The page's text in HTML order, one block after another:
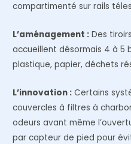
compartimenté sur rails
L’aménagement : Des
accueillent désormais 4 à 5
plastique, papier, déchets
L’innovation : Certains
couvercles à filtres à
odeurs avant même
par capteur de pied pour